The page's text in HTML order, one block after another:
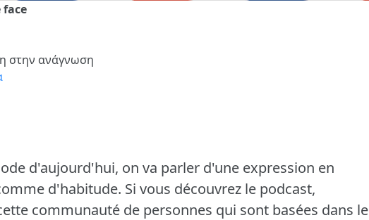
στην ανάγνωση
d'aujourd'hui, on va parler d'une expression en
d'habitude. Si vous découvrez le podcast,
communauté de personnes qui sont basées dans le